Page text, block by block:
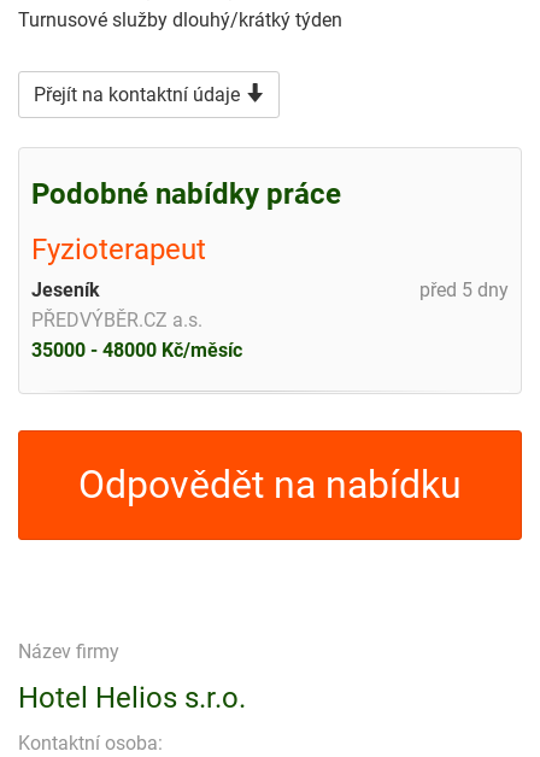
Turnusové služby dlouhý/krátký týden
Přejít na kontaktní údaje
Podobné nabídky práce
Fyzioterapeut
před 5 dny
Jeseník
PŘEDVÝBĚR.CZ a.s.
35000 - 48000 Kč/měsíc
Odpovědět na nabídku
Název firmy
Hotel Helios s.r.o.
Kontaktní osoba: